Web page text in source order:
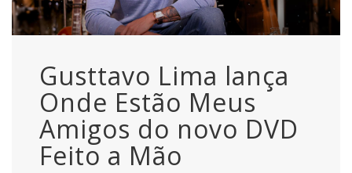
Gusttavo Lima lança
Onde Estão Meus
Amigos do novo DVD
Feito a Mão